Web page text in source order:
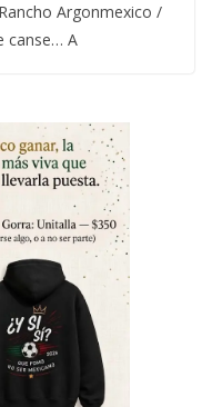
Argonmexico /
canse… A